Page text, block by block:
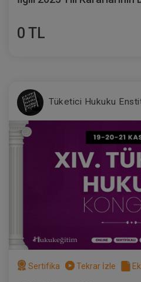
0 TL
Tüketici Hukuku
Sertifika Tekrar İzle